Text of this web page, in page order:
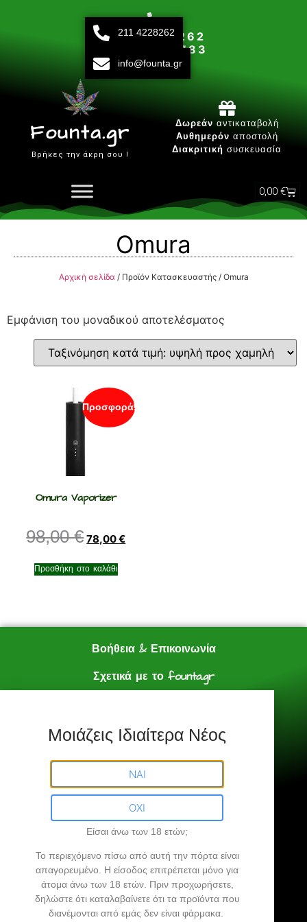
211 42 28 262
693 15 80 783
Δευτ-Παρ 10:00 - 20:00
Founta.gr
Βρήκες την άκρη σου !
Δωρεάν αντικαταβολή
Αυθημερόν αποστολή
Διακριτική συσκευασία
0,00 €
Omura
Αρχική σελίδα / Προϊόν Κατασκευαστής / Omura
Εμφάνιση του μοναδικού αποτελέσματος
Προσφορά!
Omura Vaporizer
98,00€ 78,00€
Προσθήκη στο καλάθι
Βοήθεια & Επικοινωνία
Σχετικά με το founta.gr
Πολιτική Αγορών
Founta.gr
Βρήκες την άκρη σου…
211 4228262
info@founta.gr
Μοιάζεις Ιδιαίτερα Νέος
ΝΑΙ
ΟΧΙ
Είσαι άνω των 18 ετών;
Το περιεχόμενο πίσω από αυτή την πόρτα είναι
απαγορευμένο. Η είσοδος επιτρέπεται μόνο για
άτομα άνω των 18 ετών. Πριν προχωρήσετε,
δηλώστε ότι καταλαβαίνετε ότι τα προϊόντα που
διανέμονται από εμάς δεν είναι φάρμακα.